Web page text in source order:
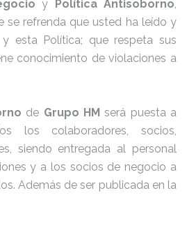
y Política Antisoborno,
se refrenda que usted ha leído y
esta Política; que respeta sus
conocimiento de violaciones a
de Grupo HM será puesta a
los colaboradores, socios,
siendo entregada al personal
y a los socios de negocio a
Además de ser publicada en la